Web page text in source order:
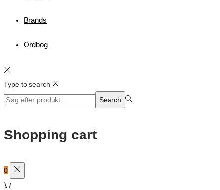
Brands
Ordbog
Type to search
Search
Search
Shopping cart
0